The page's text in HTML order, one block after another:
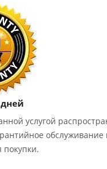
услугой
обслуживание
покупки.